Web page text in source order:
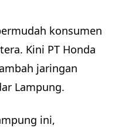
konsumen
Kini PT Honda
jaringan
Lampung.
ini,